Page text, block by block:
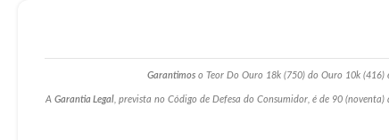
Garantimos o Teor Do Ouro 18k (750) do Ouro 10k (416)
A Garantia Legal, prevista no Código de Defesa do Consumidor, é de 90